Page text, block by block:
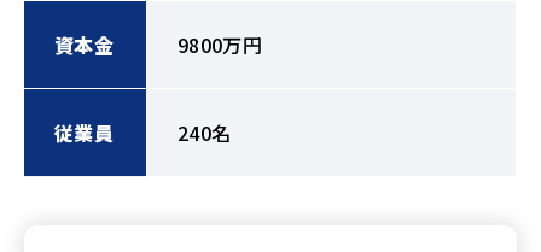
資本金 9800万円
従業員 240名